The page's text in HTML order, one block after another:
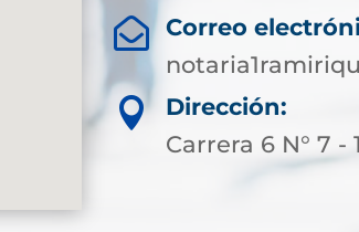

Correo

Dirección:
Carrera 6 N° 7 -